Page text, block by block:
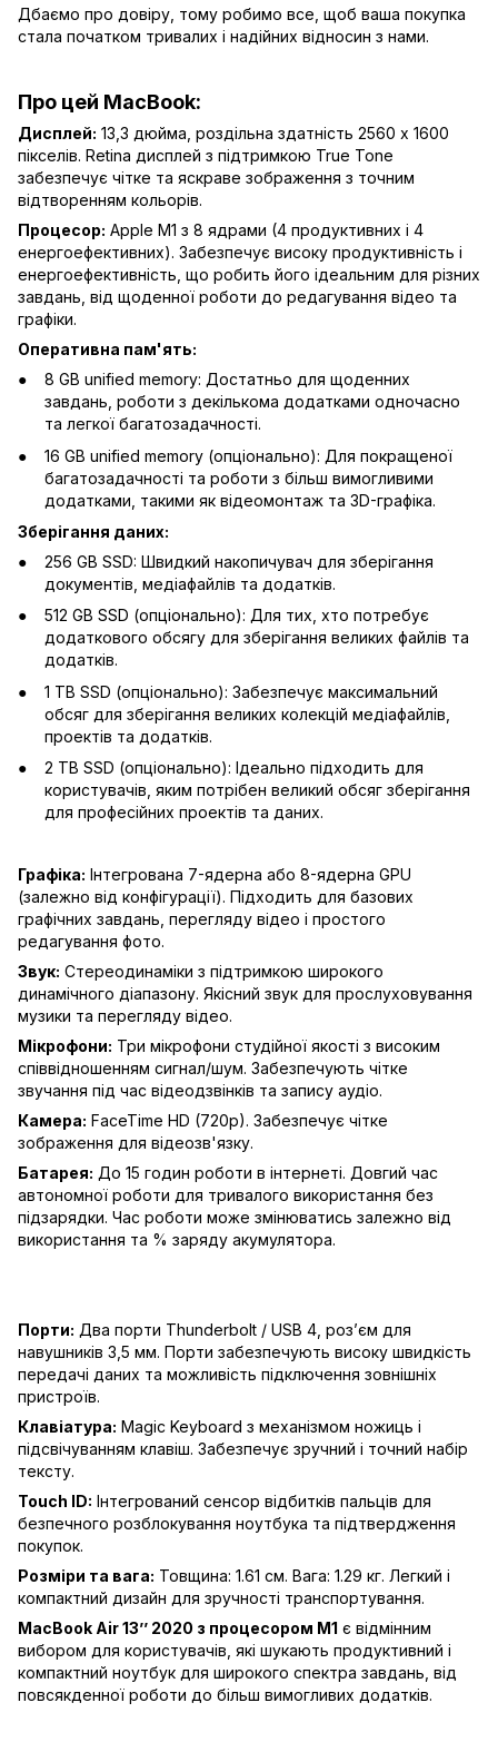
Дбаємо про довіру, тому робимо все, щоб ваша покупка
стала початком тривалих і надійних відносин з нами.
Про цей MacBook:
Дисплей: 13,3 дюйма, роздільна здатність 2560 x 1600
пікселів. Retina дисплей з підтримкою True Tone
забезпечує чітке та яскраве зображення з точним
відтворенням кольорів.
Процесор: Apple M1 з 8 ядрами (4 продуктивних і 4
енергоефективних). Забезпечує високу продуктивність і
енергоефективність, що робить його ідеальним для різних
завдань, від щоденної роботи до редагування відео та
графіки.
Оперативна пам'ять:
8 GB unified memory: Достатньо для щоденних
завдань, роботи з декількома додатками одночасно
та легкої багатозадачності.
16 GB unified memory (опціонально): Для покращеної
багатозадачності та роботи з більш вимогливими
додатками, такими як відеомонтаж та 3D-графіка.
Зберігання даних:
256 GB SSD: Швидкий накопичувач для зберігання
документів, медіафайлів та додатків.
512 GB SSD (опціонально): Для тих, хто потребує
додаткового обсягу для зберігання великих файлів та
додатків.
1 TB SSD (опціонально): Забезпечує максимальний
обсяг для зберігання великих колекцій медіафайлів,
проектів та додатків.
2 TB SSD (опціонально): Ідеально підходить для
користувачів, яким потрібен великий обсяг зберігання
для професійних проектів та даних.
Графіка: Інтегрована 7-ядерна або 8-ядерна GPU
(залежно від конфігурації). Підходить для базових
графічних завдань, перегляду відео і простого
редагування фото.
Звук: Стереодинаміки з підтримкою широкого
динамічного діапазону. Якісний звук для прослуховування
музики та перегляду відео.
Мікрофони: Три мікрофони студійної якості з високим
співвідношенням сигнал/шум. Забезпечують чітке
звучання під час відеодзвінків та запису аудіо.
Камера: FaceTime HD (720p). Забезпечує чітке
зображення для відеозв'язку.
Батарея: До 15 годин роботи в інтернеті. Довгий час
автономної роботи для тривалого використання без
підзарядки. Час роботи може змінюватись залежно від
використання та % заряду акумулятора.
Порти: Два порти Thunderbolt / USB 4, роз’єм для
навушників 3,5 мм. Порти забезпечують високу швидкість
передачі даних та можливість підключення зовнішніх
пристроїв.
Клавіатура: Magic Keyboard з механізмом ножиць і
підсвічуванням клавіш. Забезпечує зручний і точний набір
тексту.
Touch ID: Інтегрований сенсор відбитків пальців для
безпечного розблокування ноутбука та підтвердження
покупок.
Розміри та вага: Товщина: 1.61 см. Вага: 1.29 кг. Легкий і
компактний дизайн для зручності транспортування.
MacBook Air 13’’ 2020 з процесором M1 є відмінним
вибором для користувачів, які шукають продуктивний і
компактний ноутбук для широкого спектра завдань, від
повсякденної роботи до більш вимогливих додатків.